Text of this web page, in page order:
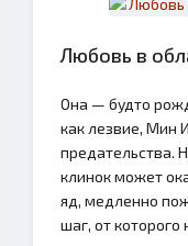
Любовь в
Она — будто
как лезвие, Мин
предательства.
клинок может
яд, медленно
шаг, от которого